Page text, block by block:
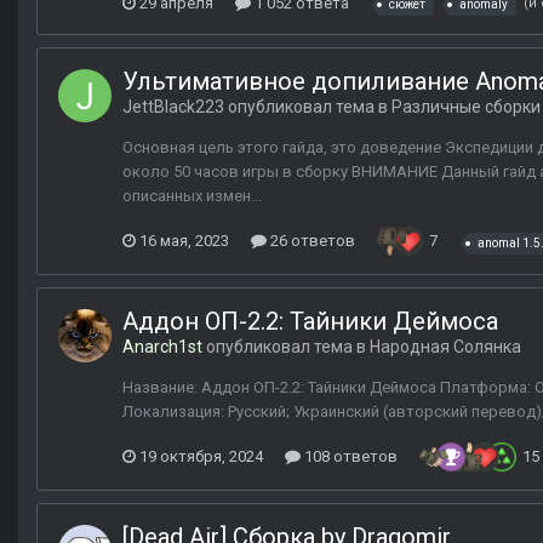
сюжет anomaly (и
Ультимативное допиливание
JettBlack223 опубликовал тема в Различные сборки
Основная цель этого гайда, это доведение
около 50 часов игры в сборку ВНИМАНИЕ Данный гайд
описанных измен...
16 мая, 2023 26 ответов 7 anomal
Аддон ОП-2.2: Тайники Деймоса
Anarch1st опубликовал тема в Народная Солянка
Название: Аддон ОП-2.2: Тайники Деймоса Платформа:
Локализация: Русский; Украинский (авторский
19 октября, 2024 108 ответов 15
[Dead Air] Сборка by Dragomir